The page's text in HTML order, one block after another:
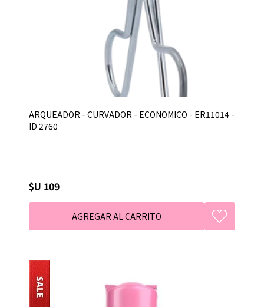
ARQUEADOR - CURVADOR - ECONOMICO - ER11014 -
ID 2760
$U 109